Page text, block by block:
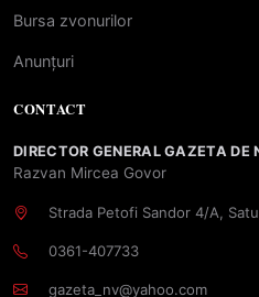
Bursa zvonurilor
Anunțuri
CONTACT
DIRECTOR GENERAL GAZETA DE
Razvan Mircea Govor
Strada Petofi Sandor 4/A,
0361-407733
gazeta_nv@yahoo.com